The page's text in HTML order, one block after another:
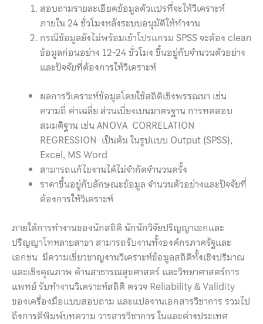
สอบถามรายละเอียดข้อมูลตัวแปรที่จะให้วิเคราะห์
ภายใน 24 ชั่วโมงหลังระบบอนุมัติให้ทำงาน
กรณีข้อมูลยังไม่พร้อมเข้าโปรแกรม SPSS จะต้อง clean
ข้อมูลก่อนอย่าง 12-24 ชั่วโมง ขึ้นอยู่กับจำนวนตัวอย่าง
และปัจจัยที่ต้องการให้วิเคราะห์
ผลการวิเคราะห์ข้อมูลโดยใช้สถิติเชิงพรรณนา เช่น
ความถี่ ค่าเฉลี่ย ส่วนเบี่ยงเบนมาตรฐาน การทดสอบ
สมมติฐาน เช่น ANOVA CORRELATION
REGRESSION เป็นต้น ในรูปแบบ Output (SPSS),
Excel, MS Word
สามารถแก้ไขงานได้ไม่จำกัดจำนวนครั้ง
ราคาขึ้นอยู่กับลักษณะข้อมูล จำนวนตัวอย่างและปัจจัยที่
ต้องการให้วิเคราะห์
ภายใต้การทำงานของนักสถิติ นักนักวิจัยปริญญาเอกและ
ปริญญาโทหลายสาขา สามารถรับงานทั้งองค์กรภาครัฐและ
เอกชน มีความเชี่ยวชาญงานวิเคราะห์ข้อมูลสถิติทั้งเชิงปริมาณ
และเชิงคุณภาพ ด้านสาธารณสุขศาสตร์ และวิทยาศาสตร์การ
แพทย์ รับทำงานวิเคราะห์สถิติ ตรวจ Reliability & Validity
ของเครื่องมือแบบสอบถาม และแปลงานเอกสารวิชาการ รวมไป
ถึงการตีพิมพ์บทความ วารสารวิชาการ ในและต่างประเทศ